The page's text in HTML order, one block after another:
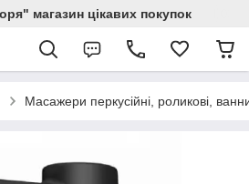
магазин цікавих покупок
Масажери перкусійні, роликові,